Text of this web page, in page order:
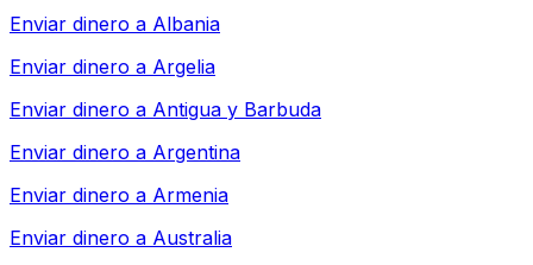
Enviar dinero a Albania
Enviar dinero a Argelia
Enviar dinero a Antigua y Barbuda
Enviar dinero a Argentina
Enviar dinero a Armenia
Enviar dinero a Australia